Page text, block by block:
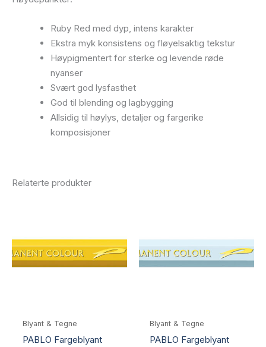
Ruby Red med dyp, intens karakter
Ekstra myk konsistens og fløyelsaktig tekstur
Høypigmentert for sterke og levende røde
nyanser
Svært god lysfasthet
God til blending og lagbygging
Allsidig til høylys, detaljer og fargerike
komposisjoner
Relaterte produkter
Blyant & Tegne
PABLO Fargeblyant
Blyant & Tegne
PABLO Fargeblyant